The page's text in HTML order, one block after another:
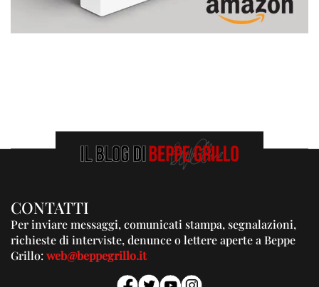
CONTATTI
Per inviare messaggi, comunicati stampa, segnalazioni,
richieste di interviste, denunce o lettere aperte a Beppe
Grillo:web@beppegrillo.it